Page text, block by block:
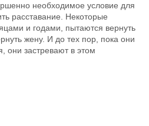
необходимое условие для
расставание. Некоторые
и годами, пытаются вернуть
жену. И до тех пор, пока они
они застревают в этом